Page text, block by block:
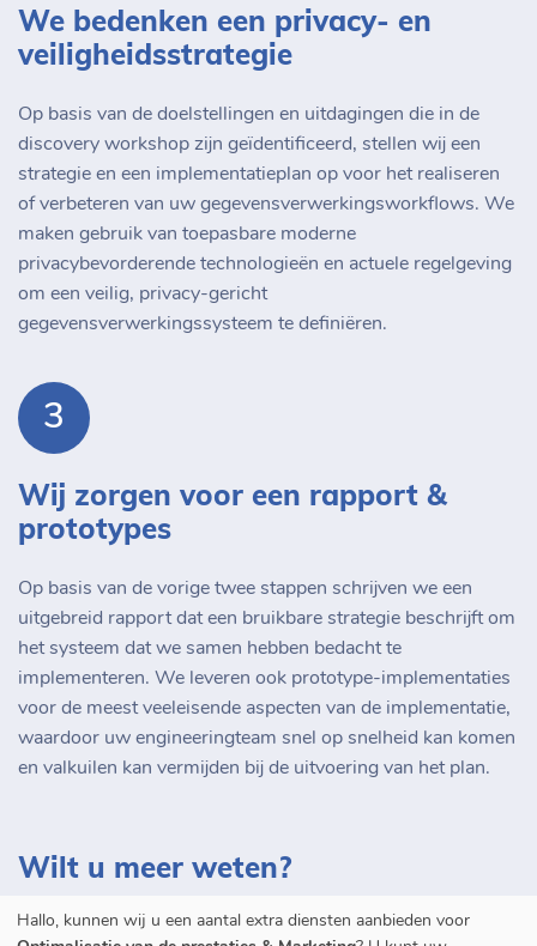
We bedenken een privacy- en
veiligheidsstrategie
Op basis van de doelstellingen en uitdagingen die in de
discovery workshop zijn geïdentificeerd, stellen wij een
strategie en een implementatieplan op voor het realiseren
of verbeteren van uw gegevensverwerkingsworkflows. We
maken gebruik van toepasbare moderne
privacybevorderende technologieën en actuele regelgeving
om een veilig, privacy-gericht
gegevensverwerkingssysteem te definiëren.
3
Wij zorgen voor een rapport &
prototypes
Op basis van de vorige twee stappen schrijven we een
uitgebreid rapport dat een bruikbare strategie beschrijft om
het systeem dat we samen hebben bedacht te
implementeren. We leveren ook prototype-implementaties
voor de meest veeleisende aspecten van de implementatie,
waardoor uw engineeringteam snel op snelheid kan komen
en valkuilen kan vermijden bij de uitvoering van het plan.
Wilt u meer weten?
Neem contact met ons op.
Hallo, kunnen wij u een aantal extra diensten aanbieden voor